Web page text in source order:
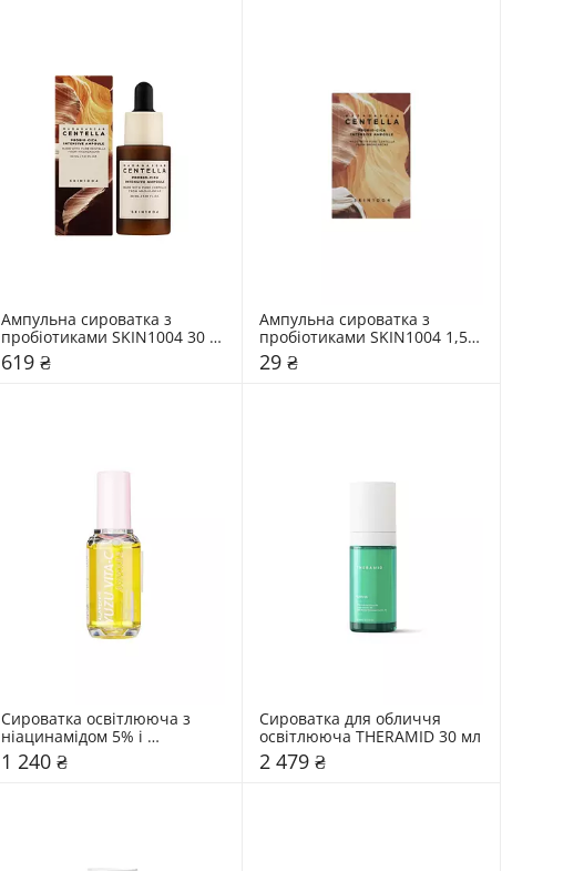
Ампульна сироватка з
пробіотиками SKIN1004 30
мл
619 ₴
Ампульна сироватка з
пробіотиками SKIN1004 1,5
мл
29 ₴
Сироватка освітлююча з
ніацинамідом 5% і
екстрактом юдзу Lalarecipe
50 мл
1 240 ₴
Сироватка для обличчя
освітлююча THERAMID 30 мл
2 479 ₴